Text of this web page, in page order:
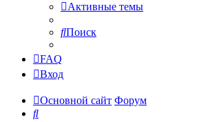
Активные темы
Поиск
FAQ
Вход
Основной сайт Форум
Поиск